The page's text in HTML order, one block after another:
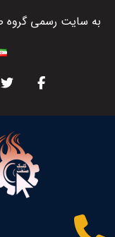
به سایت رسمی